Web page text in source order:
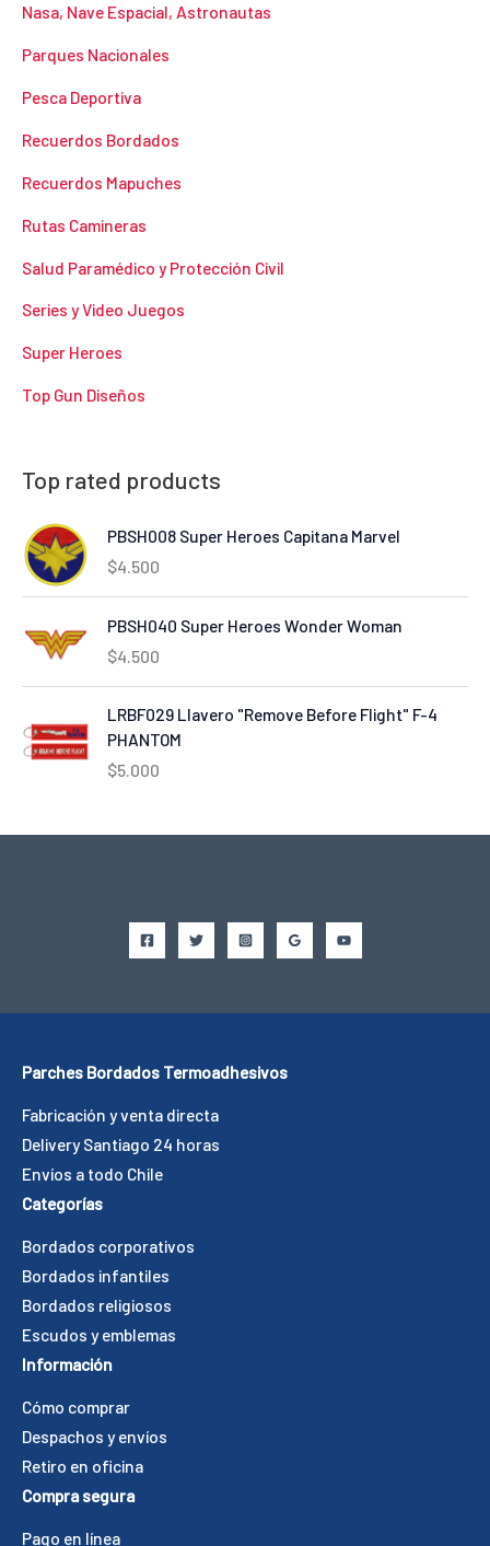
Nasa, Nave Espacial, Astronautas
Parques Nacionales
Pesca Deportiva
Recuerdos Bordados
Recuerdos Mapuches
Rutas Camineras
Salud Paramédico y Protección Civil
Series y Video Juegos
Super Heroes
Top Gun Diseños
Top rated products
PBSH008 Super Heroes Capitana Marvel
$4.500
PBSH040 Super Heroes Wonder Woman
$4.500
LRBF029 Llavero "Remove Before Flight" F-4
PHANTOM
$5.000
Parches Bordados Termoadhesivos
Fabricación y venta directa
Delivery Santiago 24 horas
Envíos a todo Chile
Categorías
Bordados corporativos
Bordados infantiles
Bordados religiosos
Escudos y emblemas
Información
Cómo comprar
Despachos y envíos
Retiro en oficina
Compra segura
Pago en línea